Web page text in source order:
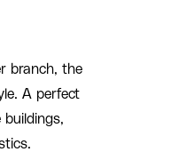
branch, the
A perfect